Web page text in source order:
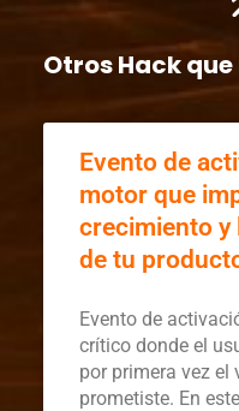
Otros Hack
Evento de
motor que
crecimiento y
de tu
Evento de
crítico donde el
por primera vez el
prometiste. En